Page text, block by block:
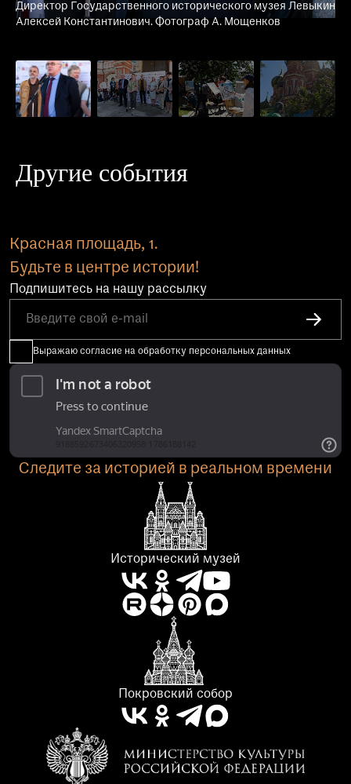
Директор Государственного исторического музея Левыкин
Алексей Константинович. Фотограф А. Мощенков
Другие события
Красная площадь, 1.
Будьте в центре истории!
Подпишитесь на нашу рассылку
Выражаю согласие на обработку персональных данных
Следите за историей в реальном времени
Исторический музей
Покровский собор